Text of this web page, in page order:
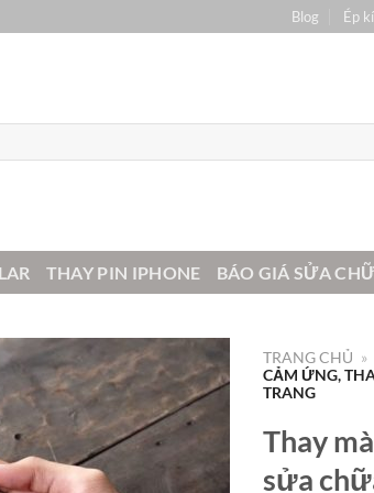
Blog Ép
THAY PIN IPHONE BÁO GIÁ SỬA
TRANG CHỦ »
CẢM ỨNG,
TRANG
Thay
sửa